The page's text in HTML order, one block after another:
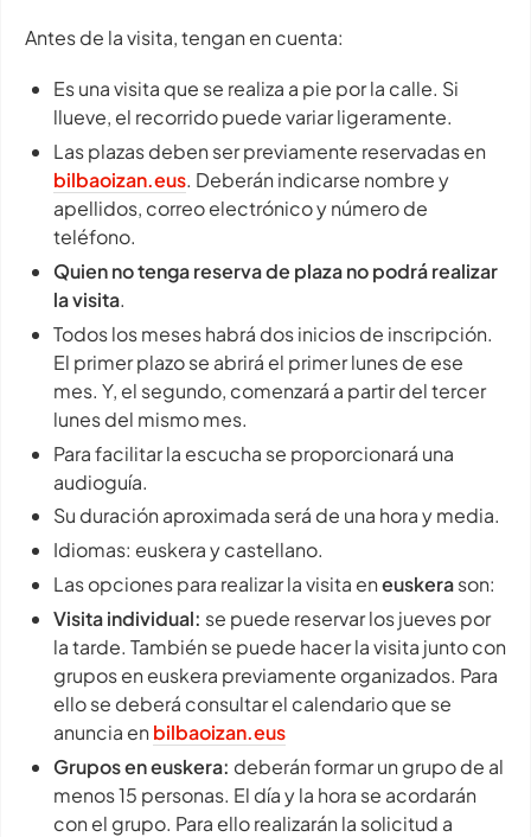
Antes de la visita, tengan en cuenta:
Es una visita que se realiza a pie por la calle. Si
llueve, el recorrido puede variar ligeramente.
Las plazas deben ser previamente reservadas en
bilbaoizan.eus. Deberán indicarse nombre y
apellidos, correo electrónico y número de
teléfono.
Quien no tenga reserva de plaza no podrá realizar
la visita.
Todos los meses habrá dos inicios de inscripción.
El primer plazo se abrirá el primer lunes de ese
mes. Y, el segundo, comenzará a partir del tercer
lunes del mismo mes.
Para facilitar la escucha se proporcionará una
audioguía.
Su duración aproximada será de una hora y media.
Idiomas: euskera y castellano.
Las opciones para realizar la visita eneuskerason:
Visita individual: se puede reservar los jueves por
la tarde. También se puede hacer la visita junto con
grupos en euskera previamente organizados. Para
ello se deberá consultar el calendario que se
anuncia en bilbaoizan.eus
Grupos en euskera: deberán formar un grupo de al
menos 15 personas. El día y la hora se acordarán
con el grupo. Para ello realizarán la solicitud a